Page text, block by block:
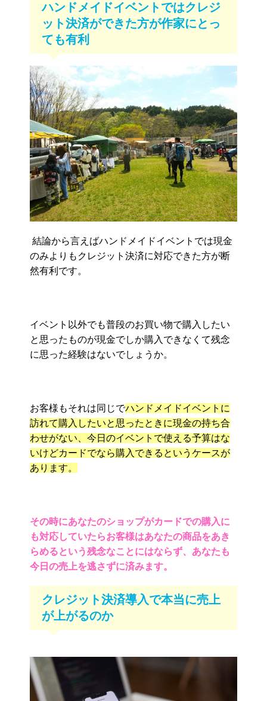
ハンドメイドイベントではクレジ
ット決済ができた方が作家にとっ
ても有利
結論から言えばハンドメイドイベントでは現金
のみよりもクレジット決済に対応できた方が断
然有利です。
イベント以外でも普段のお買い物で購入したい
と思ったものが現金でしか購入できなくて残念
に思った経験はないでしょうか。
お客様もそれは同じでハンドメイドイベントに
訪れて購入したいと思ったときに現金の持ち合
わせがない、今日のイベントで使える予算はな
いけどカードでなら購入できるというケースが
あります。
その時にあなたのショップがカードでの購入に
も対応していたらお客様はあなたの商品をあき
らめるという残念なことにはならず、あなたも
今日の売上を逃さずに済みます。
クレジット決済導入で本当に売上
が上がるのか